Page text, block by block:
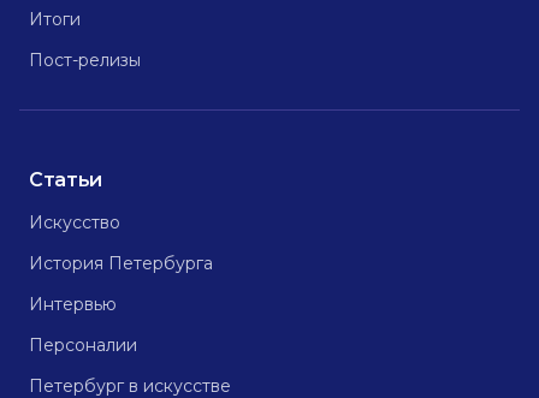
Итоги
Пост-релизы
Статьи
Искусство
История Петербурга
Интервью
Персоналии
Петербург в искусстве